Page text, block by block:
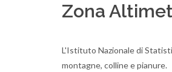
Zona
L'Istituto Nazionale di
montagne, colline e pianure.